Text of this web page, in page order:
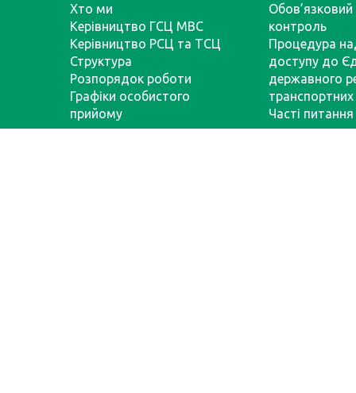
Хто ми
Керівництво ГСЦ МВС
Керівництво РСЦ та ТСЦ
Структура
Розпорядок роботи
Графіки особистого
прийому
Обов’язковий
контроль
Процедура
доступу до
державного
транспортних
Часті питання